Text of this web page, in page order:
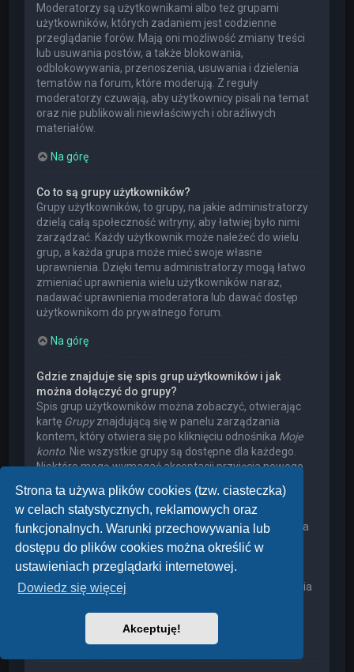
Strona ta używa plików cookies (tzw. ciasteczka)
w celach statystycznych, reklamowych oraz
funkcjonalnych. Warunki przechowywania lub
dostępu do plików cookies można określić w
ustawieniach przeglądarki internetowej.
Dowiedz się więcej
Akceptuję!
Moderatorzy są użytkownikami albo też grupami
użytkowników, których zadaniem jest codzienne
przeglądanie forów. Mają oni możliwość zmiany treści
lub usuwania postów, a także blokowania,
odblokowywania, przenoszenia, usuwania i dzielenia
tematów na forum, które moderują. Z reguły
moderatorzy czuwają, aby użytkownicy pisali na temat
oraz nie publikowali niewłaściwych i obraźliwych
materiałów.
Na górę
Co to są grupy użytkowników?
Grupy użytkowników, to grupy, na jakie administratorzy
dzielą całą społeczność witryny, aby łatwiej było nimi
zarządzać. Każdy użytkownik może należeć do wielu
grup, a każda grupa może mieć swoje własne
uprawnienia. Dzięki temu administratorzy mogą łatwo
zmieniać uprawnienia wielu użytkowników naraz,
nadawać uprawnienia moderatora lub dawać dostęp
użytkownikom do prywatnego forum.
Na górę
Gdzie znajduje się spis grup użytkowników i jak
można dołączyć do grupy?
Spis grup użytkowników można zobaczyć, otwierając
kartę Grupyznajdującą się w panelu zarządzania
kontem, który otwiera się po kliknięciu odnośnika Moje
konto. Nie wszystkie grupy są dostępne dla każdego.
Niektóre mogą wymagać akceptacji przyjęcia nowego
mogą mieć ukrytych członków. Użytkownik może
poprosić o przyjęcie do danej grupy, naciskając
odpowiedni przycisk. Prośba o przyjęcie do grupy, która
wymaga akceptacji przyjęcia nowego członka, musi
zostać zaakceptowana przez lidera grupy. Może on
poprosić użytkownika o podanie wyjaśnień, dlaczego
chce on dołączyć do tej grupy. W przypadku otrzymania
pytaniami – widocznie miał on swoje powody.
Na górę